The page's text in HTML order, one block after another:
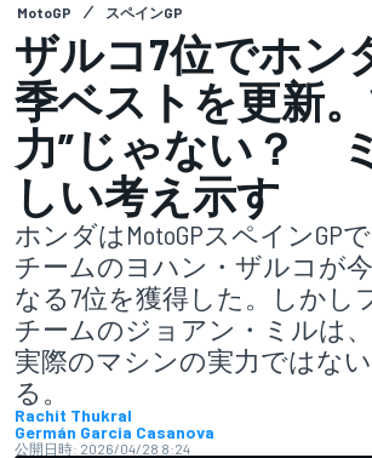
MotoGP スペインGP
ザルコ7位でホン
季ベストを更新
力”じゃない？
しい考え示す
ホンダはMotoGPスペインGP
チームのヨハン・ザルコが
なる7位を獲得した。しかし
チームのジョアン・ミルは
実際のマシンの実力ではな
る。
Rachit Thukral
Germán Garcia Casanova
公開日時: 2026/04/28 8:24